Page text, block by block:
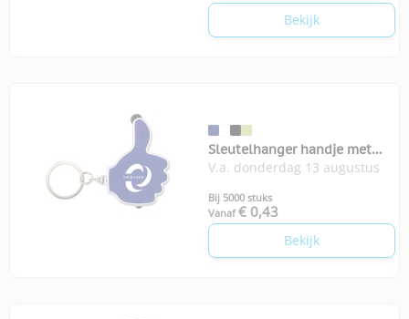
Bekijk
Sleutelhanger handje met
stylus en lampje
V.a. donderdag 13 augustus
Bij 5000 stuks
Vanaf € 0,43
Bekijk